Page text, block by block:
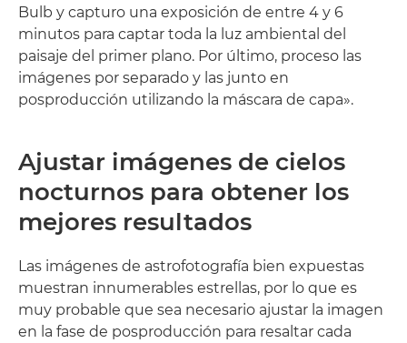
Bulb y capturo una exposición de entre 4 y 6
minutos para captar toda la luz ambiental del
paisaje del primer plano. Por último, proceso las
imágenes por separado y las junto en
posproducción utilizando la máscara de capa».
Ajustar imágenes de cielos
nocturnos para obtener los
mejores resultados
Las imágenes de astrofotografía bien expuestas
muestran innumerables estrellas, por lo que es
muy probable que sea necesario ajustar la imagen
en la fase de posproducción para resaltar cada